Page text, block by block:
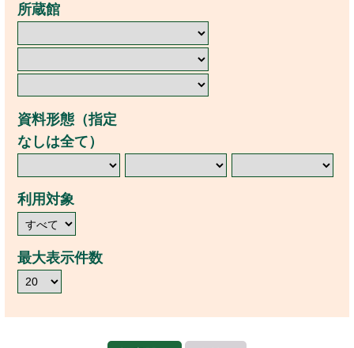
所蔵館
資料形態（指定
なしは全て）
利用対象
最大表示件数